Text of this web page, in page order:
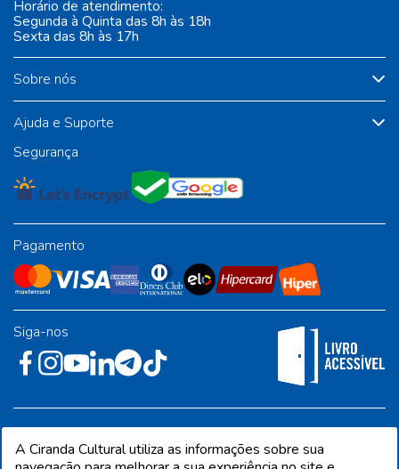
Sobre nós
Ajuda e Suporte
Horário de atendimento:
Segunda à Quinta das 8h às 18h
Sexta das 8h às 17h
Segurança
Pagamento
Siga-nos
Industrial - Jandira/SP - CEP 06612-001
A Ciranda Cultural utiliza as informações sobre sua